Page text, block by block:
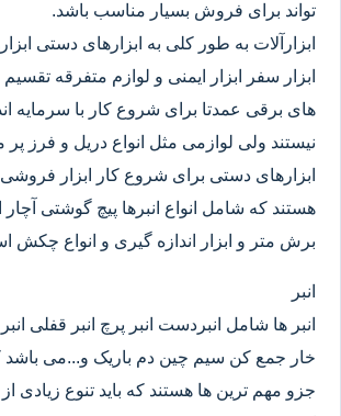
تواند برای فروش بسیار مناسب باشد.
ابزارآلات به طور کلی به ابزارهای دستی
ابزار سفر ابزار ایمنی و لوازم متفرقه
های برقی عمدتا برای شروع کار با سرمایه
نیستند ولی لوازمی مثل انواع دریل و فرز
ابزارهای دستی برای شروع کار ابزار
هستند که شامل انواع انبرها پیچ گوشتی آچار
برش متر و ابزار اندازه گیری و انواع چکش
انبر
انبر ها شامل انبردست انبر پرچ انبر قفلی
خار جمع کن سیم چین دم باریک و...می باشد
جزو مهم ترین ها هستند که باید تنوع زیادی